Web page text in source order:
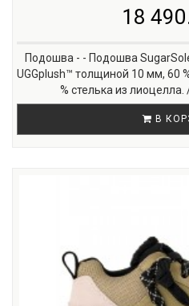
18
Подошва - - Подошва
UGGplush™ толщиной 10 мм, 60
% стелька из
В